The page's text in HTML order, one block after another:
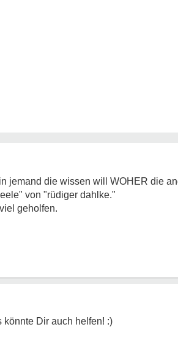
jemand die wissen will WOHER die
von "rüdiger dahlke."
geholfen.